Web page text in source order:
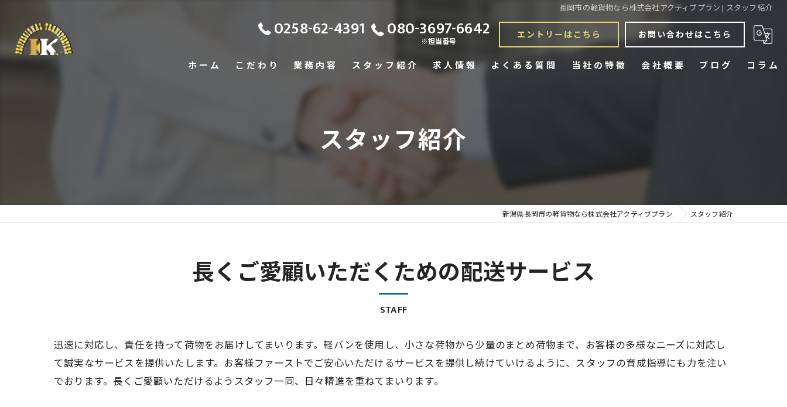
長岡市の軽貨物なら株式会社アクティブプラン | スタッフ紹介
0258-62-4391 080-3697-6642
※担当番号
エントリーはこちら お問い合わせはこちら
ホーム こだわり 業務内容 スタッフ紹介 求人情報 よくある質問 当社の特徴
業務委託
会社概要 ブログ コラム
スタッフ紹介
新潟県長岡市の軽貨物なら株式会社アクティブプラン スタッフ紹介
長くご愛顧いただくための配送サービス
STAFF
迅速に対応し、責任を持って荷物をお届けしてまいります。軽バンを使用し、小さな荷物から少量のまとめ荷物まで、お客様の多様なニーズに対応し
て誠実なサービスを提供いたします。お客様ファーストでご安心いただけるサービスを提供し続けていけるように、スタッフの育成指導にも力を注い
でおります。長くご愛顧いただけるようスタッフ一同、日々精進を重ねてまいります。